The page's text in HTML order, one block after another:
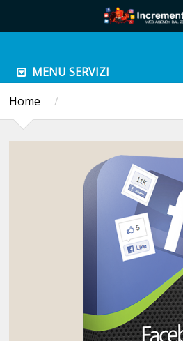
MENU SERVIZI
Home
/